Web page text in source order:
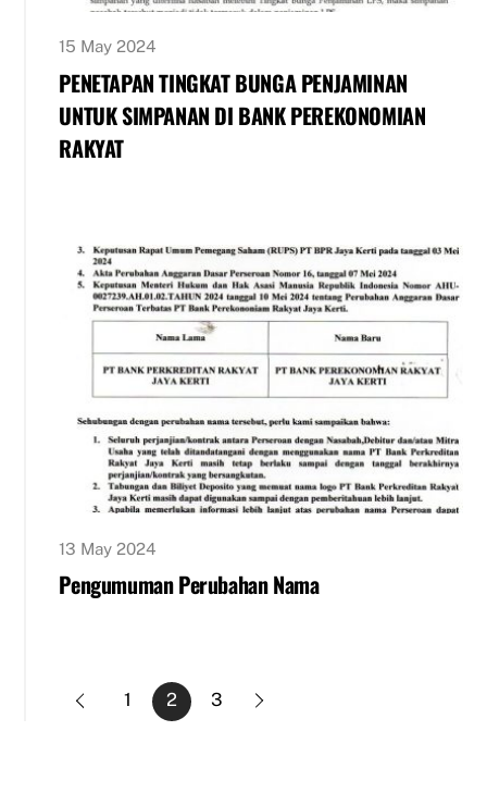
15 May 2024
PENETAPAN TINGKAT BUNGA PENJAMINAN
UNTUK SIMPANAN DI BANK PEREKONOMIAN
RAKYAT
13 May 2024
Pengumuman Perubahan Nama
1 2 3